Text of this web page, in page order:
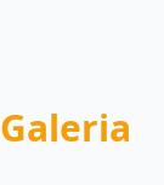
Galeria